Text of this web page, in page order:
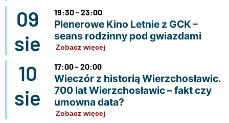
09
sie
19:30 - 23:00
Plenerowe Kino Letnie z GCK –
seans rodzinny pod gwiazdami
Zobacz więcej
10
sie
17:00 - 20:00
Wieczór z historią Wierzchosławic.
700 lat Wierzchosławic – fakt czy
umowna data?
Zobacz więcej